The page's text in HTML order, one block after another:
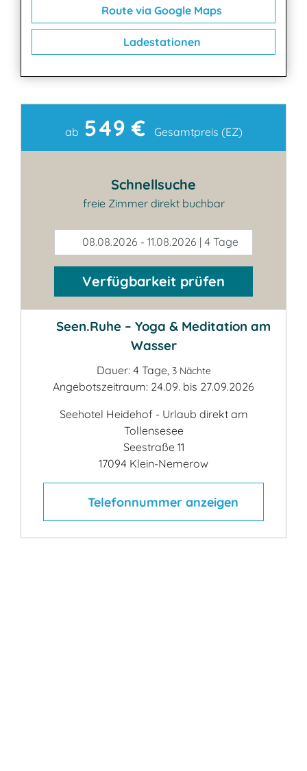
Route via Google Maps
Ladestationen
Kontakt
ab 549 € Gesamtpreis (EZ)
Schnellsuche
freie Zimmer direkt buchbar
08.08.2026 - 11.08.2026 | 4 Tage
Verfügbarkeit prüfen
Seen.Ruhe – Yoga & Meditation am
Wasser
Dauer: 4 Tage, 3 Nächte
Angebotszeitraum: 24.09. bis 27.09.2026
Seehotel Heidehof - Urlaub direkt am
Tollensesee
Seestraße 11
17094 Klein-Nemerow
Telefonnummer anzeigen